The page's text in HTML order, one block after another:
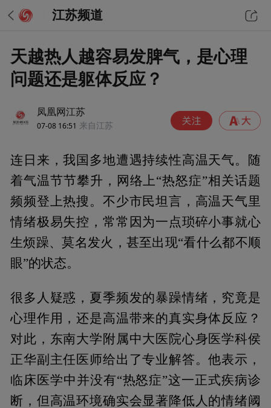
江苏频道
天越热人越容易发脾气，是心理
问题还是躯体反应？
凤凰网江苏
07-08 16:51 来自江苏
连日来，我国多地遭遇持续性高温天气。随
着气温节节攀升，网络上“热怒症”相关话题
频频登上热搜。不少市民坦言，高温天气里
情绪极易失控，常常因为一点琐碎小事就心
生烦躁、莫名发火，甚至出现“看什么都不顺
眼”的状态。
很多人疑惑，夏季频发的暴躁情绪，究竟是
心理作用，还是高温带来的真实身体反应？
对此，东南大学附属中大医院心身医学科侯
正华副主任医师给出了专业解答。他表示，
临床医学中并没有“热怒症”这一正式疾病诊
断，但高温环境确实会显著降低人的情绪阈